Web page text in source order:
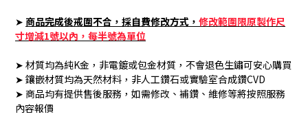
➤ 商品完成後戒圍不合，採自費修改方式 ， 修改範圍限原製作尺
寸增減1號以內，每半號為單位
➤ 材質均為純K金，非電鍍或包金材質，不會退色生鏽可安心購買
➤ 鑲嵌材質均為天然材料，非人工鑽石或實驗室合成鑽CVD
➤ 商品均有提供售後服務，如需修改、補鑽、維修等將按照服務
內容報價